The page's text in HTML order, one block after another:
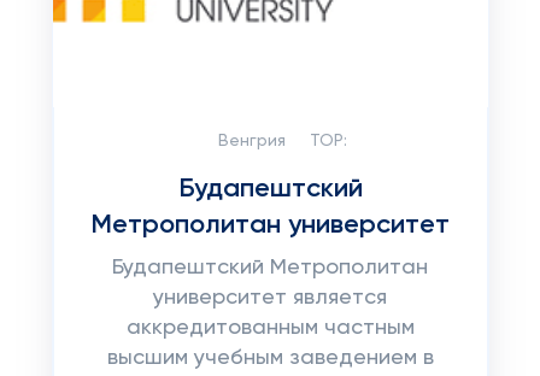
Венгрия TOP:
Будапештский
Mетрополитан университет
Будапештский Mетрополитан
университет является
аккредитованным частным
высшим учебным заведением в